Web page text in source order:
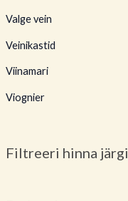
Valge vein
Veinikastid
Viinamari
Viognier
Filtreeri hinna järgi